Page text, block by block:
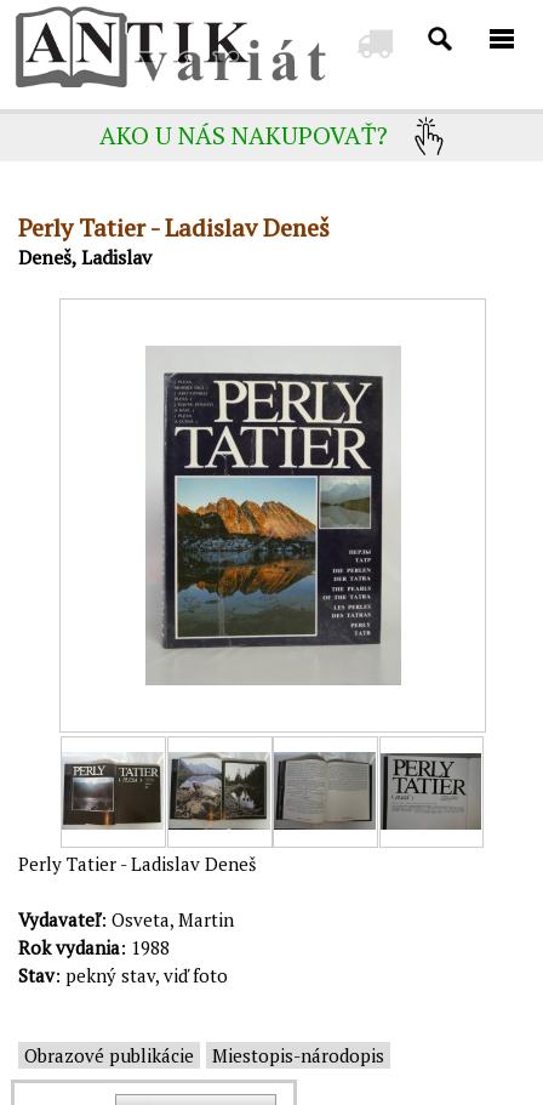
AKO U NÁS NAKUPOVAŤ?
Perly Tatier - Ladislav Deneš
Deneš, Ladislav
Perly Tatier - Ladislav Deneš
Vydavateľ: Osveta, Martin
Rok vydania: 1988
Stav: pekný stav, viď foto
Obrazové publikácie Miestopis-národopis